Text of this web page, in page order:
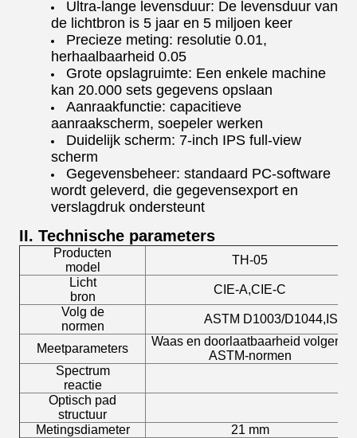
Ultra-lange levensduur: De levensduur van
de lichtbron is 5 jaar en 5 miljoen keer
Precieze meting: resolutie 0.01,
herhaalbaarheid 0.05
Grote opslagruimte: Een enkele machine
kan 20.000 sets gegevens opslaan
Aanraakfunctie: capacitieve
aanraakscherm, soepeler werken
Duidelijk scherm: 7-inch IPS full-view
scherm
Gegevensbeheer: standaard PC-software
wordt geleverd, die gegevensexport en
verslagdruk ondersteunt
II. Technische parameters
Producten
model
TH-05
Licht
bron
CIE-A,CIE-C
Volg de
normen
ASTM D1003/
Meetparameters
Waas en doorlaatbaarheid volgens
ASTM-normen
Spectrum
reactie
Optisch pad
structuur
Metingsdiameter
21 mm